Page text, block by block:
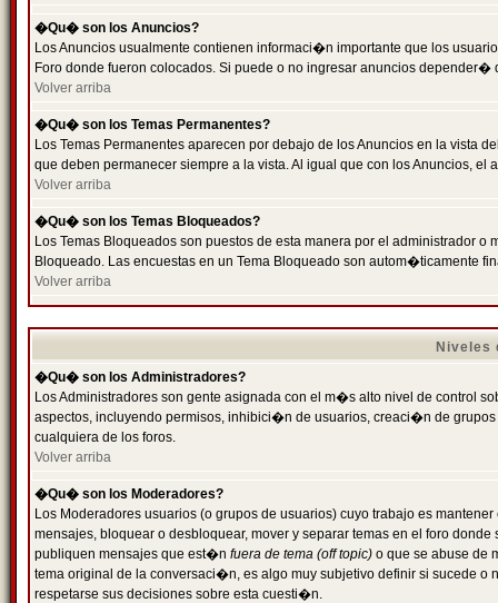
�Qu� son los Anuncios?
Los Anuncios usualmente contienen informaci�n importante que los
Foro donde fueron colocados. Si puede o no ingresar anuncios
Volver arriba
�Qu� son los Temas Permanentes?
Los Temas Permanentes aparecen por debajo de los Anuncios en la
que deben permanecer siempre a la vista. Al igual que con los Anuncios,
Volver arriba
�Qu� son los Temas Bloqueados?
Los Temas Bloqueados son puestos de esta manera por el administrador
Bloqueado. Las encuestas en un Tema Bloqueado son autom�ticamente
Volver arriba
Niveles
�Qu� son los Administradores?
Los Administradores son gente asignada con el m�s alto nivel de control
aspectos, incluyendo permisos, inhibici�n de usuarios, creaci�n de
cualquiera de los foros.
Volver arriba
�Qu� son los Moderadores?
Los Moderadores usuarios (o grupos de usuarios) cuyo trabajo es
mensajes, bloquear o desbloquear, mover y separar temas en el foro
publiquen mensajes que est�n fuera de tema (off topic) o que se abuse de
tema original de la conversaci�n, es algo muy subjetivo definir si sucede
respetarse sus decisiones sobre esta cuesti�n.